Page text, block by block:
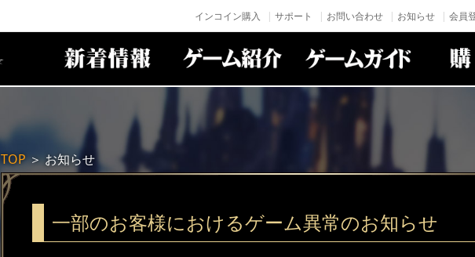
インコイン購入 サポート お問い合わせ お知らせ 会員
TOP＞お知らせ
一部のお客様におけるゲーム異常のお知らせ